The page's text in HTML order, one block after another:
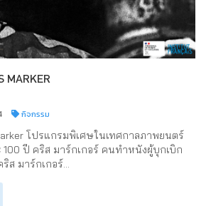
MARKER
กิจกรรม
โปรแกรมพิเศษในเทศกาลภาพยนตร์
100 ปี คริส มาร์กเกอร์ คนทำหนังผู้บุกเบิก
ส มาร์กเกอร์...